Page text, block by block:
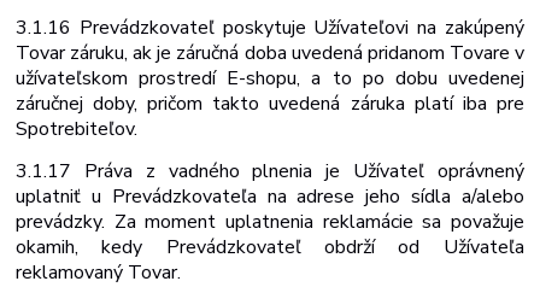
3.1.16 Prevádzkovateľ poskytuje Užívateľovi na zakúpený
Tovar záruku, ak je záručná doba uvedená pridanom Tovare v
užívateľskom prostredí E-shopu, a to po dobu uvedenej
záručnej doby, pričom takto uvedená záruka platí iba pre
Spotrebiteľov.
3.1.17 Práva z vadného plnenia je Užívateľ oprávnený
uplatniť u Prevádzkovateľa na adrese jeho sídla a/alebo
prevádzky. Za moment uplatnenia reklamácie sa považuje
okamih, kedy Prevádzkovateľ obdrží od Užívateľa
reklamovaný Tovar.